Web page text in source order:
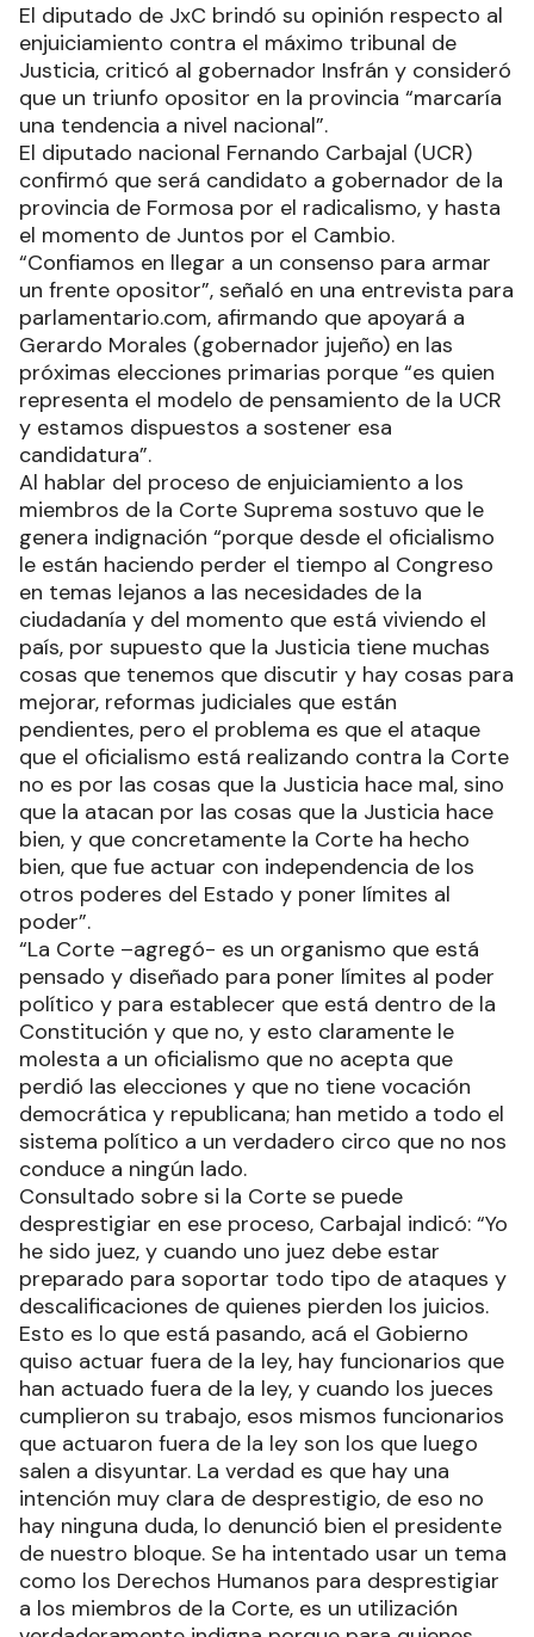
El diputado de JxC brindó su opinión respecto al
enjuiciamiento contra el máximo tribunal de
Justicia, criticó al gobernador Insfrán y consideró
que un triunfo opositor en la provincia “marcaría
una tendencia a nivel nacional”.
El diputado nacional Fernando Carbajal (UCR)
confirmó que será candidato a gobernador de la
provincia de Formosa por el radicalismo, y hasta
el momento de Juntos por el Cambio.
“Confiamos en llegar a un consenso para armar
un frente opositor”, señaló en una entrevista para
parlamentario.com, afirmando que apoyará a
Gerardo Morales (gobernador jujeño) en las
próximas elecciones primarias porque “es quien
representa el modelo de pensamiento de la UCR
y estamos dispuestos a sostener esa
candidatura”.
Al hablar del proceso de enjuiciamiento a los
miembros de la Corte Suprema sostuvo que le
genera indignación “porque desde el oficialismo
le están haciendo perder el tiempo al Congreso
en temas lejanos a las necesidades de la
ciudadanía y del momento que está viviendo el
país, por supuesto que la Justicia tiene muchas
cosas que tenemos que discutir y hay cosas para
mejorar, reformas judiciales que están
pendientes, pero el problema es que el ataque
que el oficialismo está realizando contra la Corte
no es por las cosas que la Justicia hace mal, sino
que la atacan por las cosas que la Justicia hace
bien, y que concretamente la Corte ha hecho
bien, que fue actuar con independencia de los
otros poderes del Estado y poner límites al
poder”.
“La Corte –agregó- es un organismo que está
pensado y diseñado para poner límites al poder
político y para establecer que está dentro de la
Constitución y que no, y esto claramente le
molesta a un oficialismo que no acepta que
perdió las elecciones y que no tiene vocación
democrática y republicana; han metido a todo el
sistema político a un verdadero circo que no nos
conduce a ningún lado.
Consultado sobre si la Corte se puede
desprestigiar en ese proceso, Carbajal indicó: “Yo
he sido juez, y cuando uno juez debe estar
preparado para soportar todo tipo de ataques y
descalificaciones de quienes pierden los juicios.
Esto es lo que está pasando, acá el Gobierno
quiso actuar fuera de la ley, hay funcionarios que
han actuado fuera de la ley, y cuando los jueces
cumplieron su trabajo, esos mismos funcionarios
que actuaron fuera de la ley son los que luego
salen a disyuntar. La verdad es que hay una
intención muy clara de desprestigio, de eso no
hay ninguna duda, lo denunció bien el presidente
de nuestro bloque. Se ha intentado usar un tema
como los Derechos Humanos para desprestigiar
a los miembros de la Corte, es un utilización